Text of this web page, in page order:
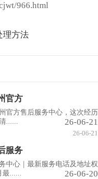
966.html
理方法
官方
官方售后服务中心，这次经历
......
26-06-21
26-06-21
服务
中心｜最新服务电话及地址权
......
26-06-20